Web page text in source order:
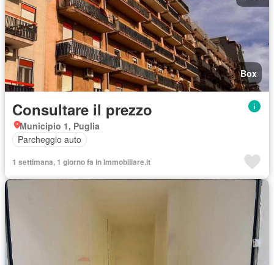
Box
Consultare il prezzo
Municipio 1, Puglia
Parcheggio auto
1 settimana, 1 giorno fa in Immobiliare.it